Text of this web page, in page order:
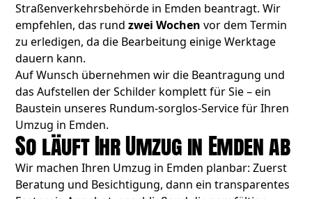
Straßenverkehrsbehörde in Emden beantragt. Wir
empfehlen, das rundzwei Wochen vor dem Termin
zu erledigen, da die Bearbeitung einige Werktage
dauern kann.
Auf Wunsch übernehmen wir die Beantragung und
das Aufstellen der Schilder komplett für Sie – ein
Baustein unseres Rundum-sorglos-Service für Ihren
Umzug in Emden.
So läuft Ihr Umzug in Emden ab
Wir machen Ihren Umzug in Emden planbar: Zuerst
Beratung und Besichtigung, dann ein transparentes